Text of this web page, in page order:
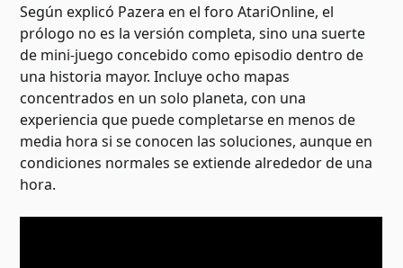
Según explicó Pazera en el foro AtariOnline, el
prólogo no es la versión completa, sino una suerte
de mini-juego concebido como episodio dentro de
una historia mayor. Incluye ocho mapas
concentrados en un solo planeta, con una
experiencia que puede completarse en menos de
media hora si se conocen las soluciones, aunque en
condiciones normales se extiende alrededor de una
hora.